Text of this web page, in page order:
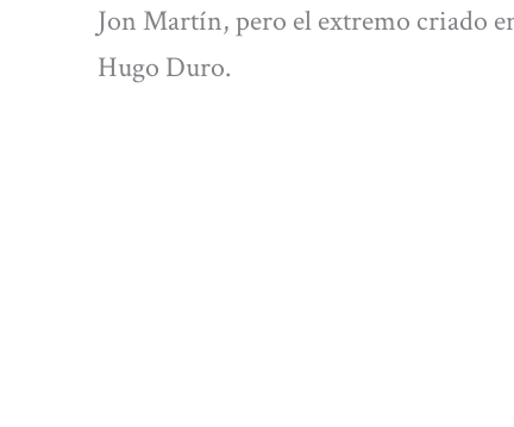
Jon Martín, pero el extremo criado
Hugo Duro.